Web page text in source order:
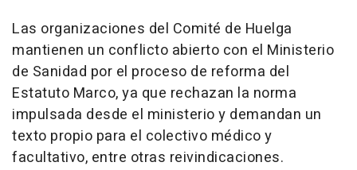
Las organizaciones del Comité de Huelga
mantienen un conflicto abierto con el Ministerio
de Sanidad por el proceso de reforma del
Estatuto Marco, ya que rechazan la norma
impulsada desde el ministerio y demandan un
texto propio para el colectivo médico y
facultativo, entre otras reivindicaciones.